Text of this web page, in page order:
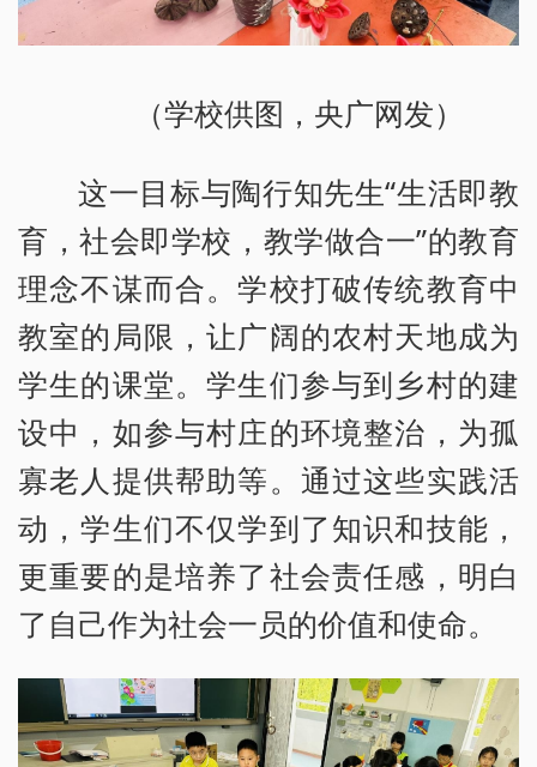
（学校供图，央广网发）
这一目标与陶行知先生“生活即教
育，社会即学校，教学做合一”的教育
理念不谋而合。学校打破传统教育中
教室的局限，让广阔的农村天地成为
学生的课堂。学生们参与到乡村的建
设中，如参与村庄的环境整治，为孤
寡老人提供帮助等。通过这些实践活
动，学生们不仅学到了知识和技能，
更重要的是培养了社会责任感，明白
了自己作为社会一员的价值和使命。